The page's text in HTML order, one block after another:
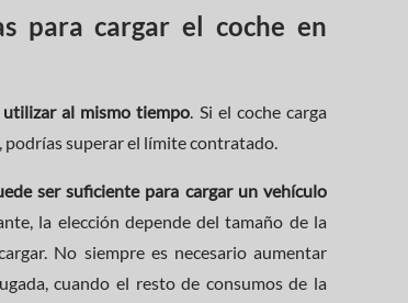
para cargar el coche en
al mismo tiempo. Si el coche carga
superar el límite contratado.
ser suficiente para cargar un vehículo
la elección depende del tamaño de la
No siempre es necesario aumentar
cuando el resto de consumos de la